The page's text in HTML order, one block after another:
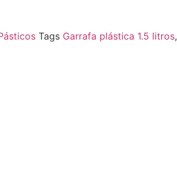
Tags Garrafa plástica 1.5 litros,